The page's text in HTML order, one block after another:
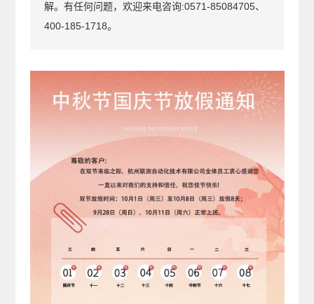
解。有任何问题，欢迎来电咨询:0571-85084705、
400-185-1718。